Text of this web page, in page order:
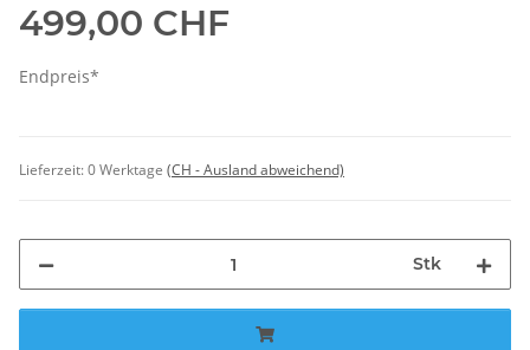
499,00 CHF
Endpreis*
Lieferzeit:0 Werktage (CH - Ausland abweichend)
Stk